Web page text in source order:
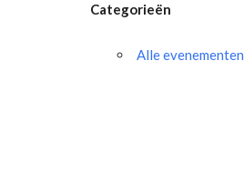
Categorieën
Alle evenementen